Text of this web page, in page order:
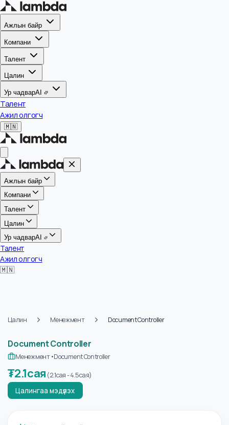
Ажлын байр
Компани
Талент
Цалин
Ур чадварAI
Талент
Ажил олгогч
🇲🇳
Ажлын байр
Компани
Талент
Цалин
Ур чадвар
Талент
Ажил олгогч
Document Controller
Менежмент•Document Controller
₮ 2.1сая (2.1сая-4.5сая